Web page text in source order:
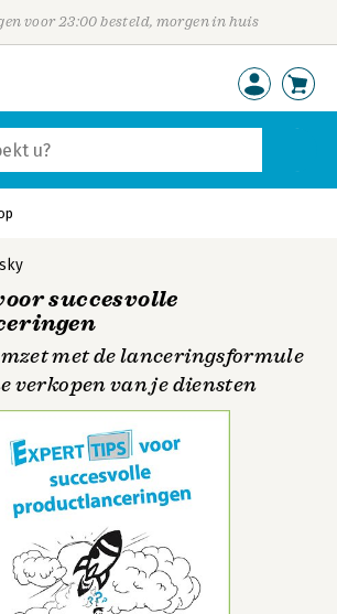
voor 23:00 besteld, morgen in huis
succesvolle
met de lanceringsformule
verkopen van je diensten